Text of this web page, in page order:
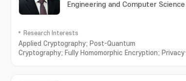
Engineering and Computer Science
Research Interests
Applied Cryptography; Post-Quantum
Cryptography; Fully Homomorphic Encryption; Privacy